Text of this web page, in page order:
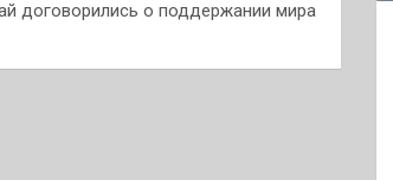
договорились о поддержании мира